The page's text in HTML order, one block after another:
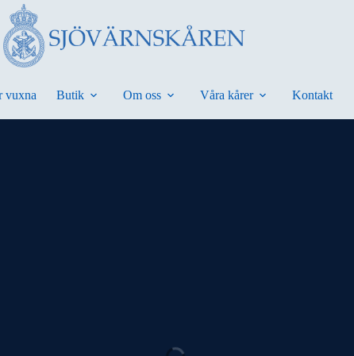
vuxna Butik Om oss Våra kårer Kontakt